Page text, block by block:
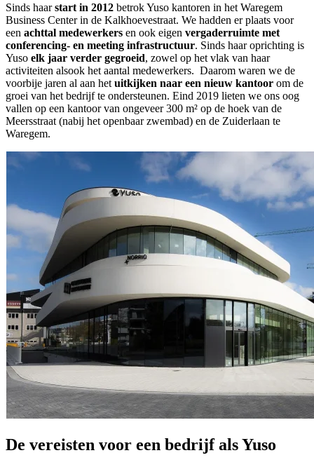
Sinds haarstart in 2012 betrok Yuso kantoren in het Waregem
Business Center in de Kalkhoevestraat. We hadden er plaats voor
een achttal medewerkers en ook eigen vergaderruimte met
conferencing- en meeting infrastructuur. Sinds haar oprichting is
Yuso elk jaar verder gegroeid, zowel op het vlak van haar
activiteiten alsook het aantal medewerkers. Daarom waren we de
voorbije jaren al aan het uitkijken naar een nieuw kantoor om de
groei van het bedrijf te ondersteunen. Eind 2019 lieten we ons oog
vallen op een kantoor van ongeveer 300 m² op de hoek van de
Meersstraat (nabij het openbaar zwembad) en de Zuiderlaan te
Waregem.
De vereisten voor een bedrijf als Yuso